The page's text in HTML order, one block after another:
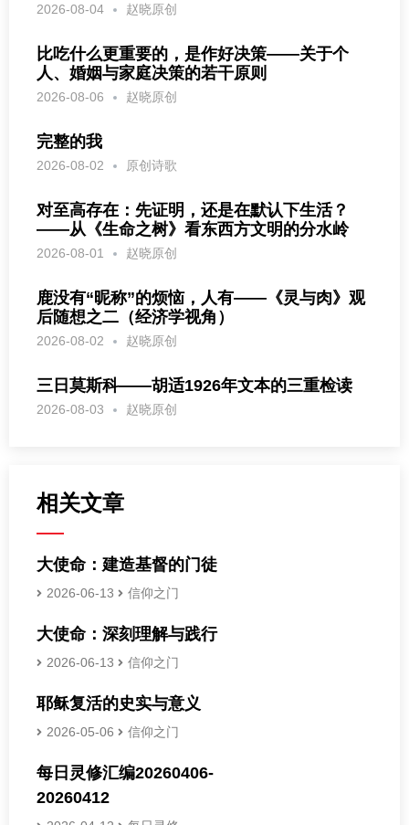
2026-08-04 赵晓原创
比吃什么更重要的，是作好决策——关于个
人、婚姻与家庭决策的若干原则
2026-08-06 赵晓原创
完整的我
2026-08-02 原创诗歌
对至高存在：先证明，还是在默认下生活？
——从《生命之树》看东西方文明的分水岭
2026-08-01 赵晓原创
鹿没有“昵称”的烦恼，人有——《灵与肉》观
后随想之二（经济学视角）
2026-08-02 赵晓原创
三日莫斯科——胡适1926年文本的三重检读
2026-08-03 赵晓原创
相关文章
大使命：建造基督的门徒
2026-06-13 信仰之门
大使命：深刻理解与践行
2026-06-13 信仰之门
耶稣复活的史实与意义
2026-05-06 信仰之门
每日灵修汇编20260406-
20260412